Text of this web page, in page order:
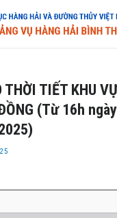
TIẾT KHU
(Từ 16h